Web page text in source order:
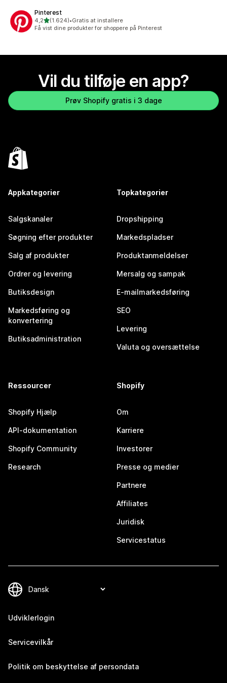
Pinterest
4,2ud af 5 stjerner
(1.624)
1624 anmeldelser i alt
•Gratis at installere
Få vist dine produkter for shoppere på Pinterest
Vil du tilføje en app?
Prøv Shopify gratis i 3 dage
Appkategorier
Salgskanaler
Søgning efter produkter
Salg af produkter
Ordrer og levering
Butiksdesign
Markedsføring og
konvertering
Butiksadministration
Topkategorier
Dropshipping
Markedspladser
Produktanmeldelser
Mersalg og sampak
E-mailmarkedsføring
SEO
Levering
Valuta og oversættelse
Ressourcer
Shopify Hjælp
API-dokumentation
Shopify Community
Research
Shopify
Om
Karriere
Investorer
Presse og medier
Partnere
Affiliates
Juridisk
Servicestatus
Udviklerlogin
Servicevilkår
Politik om beskyttelse af persondata